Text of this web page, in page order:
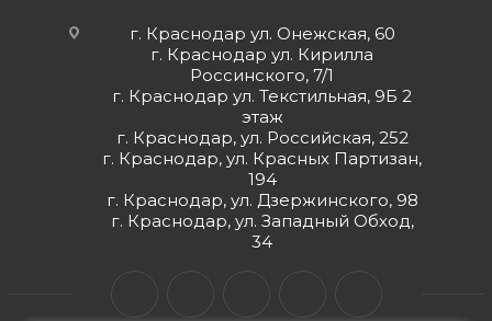
г. Краснодар ул. Онежская, 60
г. Краснодар ул. Кирилла
Россинского, 7/1
г. Краснодар ул. Текстильная, 9Б 2
этаж
г. Краснодар, ул. Российская, 252
г. Краснодар, ул. Красных Партизан,
194
г. Краснодар, ул. Дзержинского, 98
г. Краснодар, ул. Западный Обход,
34